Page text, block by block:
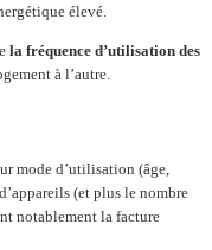
élevé.
la fréquence d’utilisation des
à l’autre.
mode d’utilisation (âge,
(et plus le nombre
notablement la facture